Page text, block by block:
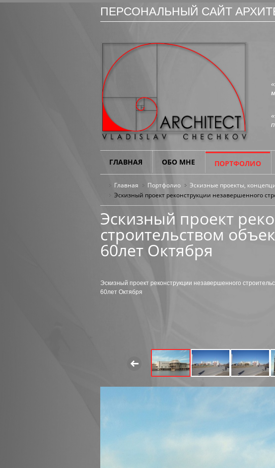
ПЕРСОНАЛЬНЫЙ САЙТ
ГЛАВНАЯ ОБО МНЕ ПОРТФОЛИО
Главная Портфолио
Эскизные проекты,
Эскизный проект реконструкции незавершенного
Эскизный проект
строительством
60лет Октября
Эскизный проект реконструкции незавершенного
60лет Октября